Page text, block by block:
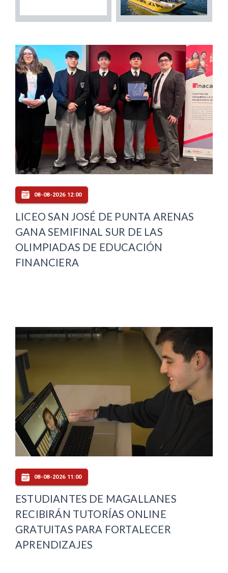
08-08-2026 12:00
LICEO SAN JOSÉ DE PUNTA ARENAS
GANA SEMIFINAL SUR DE LAS
OLIMPIADAS DE EDUCACIÓN
FINANCIERA
08-08-2026 11:00
ESTUDIANTES DE MAGALLANES
RECIBIRÁN TUTORÍAS ONLINE
GRATUITAS PARA FORTALECER
APRENDIZAJES